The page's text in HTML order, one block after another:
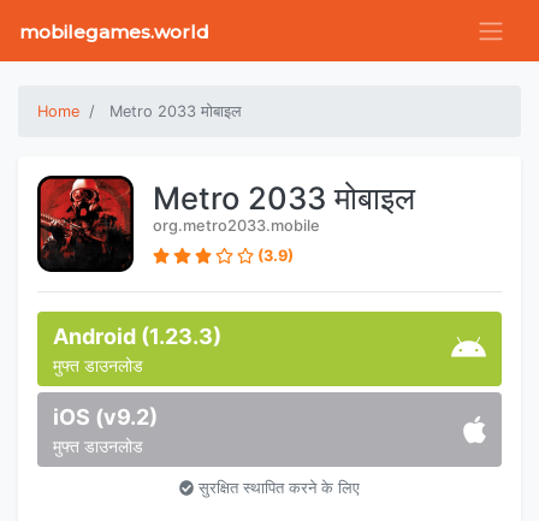
mobilegames.world
Home Metro 2033 मोबाइल
Metro 2033 मोबाइल
org.metro2033.mobile
(3.9)
Android (1.23.3)
मुफ्त डाउनलोड
iOS (v9.2)
मुफ्त डाउनलोड
सुरक्षित स्थापित करने के लिए